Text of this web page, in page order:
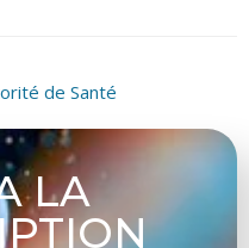
de Santé
LA